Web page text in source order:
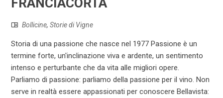
Bollicine,Storie di Vigne
Storia di una passione che nasce nel 1977 Passione è un
termine forte, un'inclinazione viva e ardente, un sentimento
intenso e perturbante che da vita alle migliori opere.
Parliamo di passione: parliamo della passione per il vino. Non
serve in realtà essere appassionati per conoscere Bellavista: